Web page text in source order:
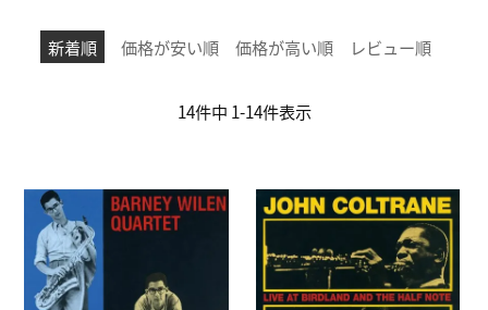
新着順 価格が安い順 価格が高い順 レビュー順
14件中 1-14件表示